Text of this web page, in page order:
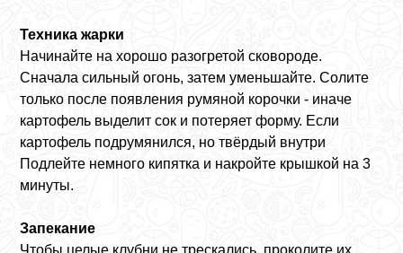
Техника жарки
Начинайте на хорошо разогретой сковороде.
Сначала сильный огонь, затем уменьшайте. Солите
только после появления румяной корочки - иначе
картофель выделит сок и потеряет форму. Если
картофель подрумянился, но твёрдый внутри
Подлейте немного кипятка и накройте крышкой на 3
минуты.
Запекание
Чтобы целые клубни не трескались, проколите их